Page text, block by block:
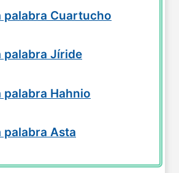
palabra Cuartucho
palabra Jíride
palabra Hahnio
palabra Asta